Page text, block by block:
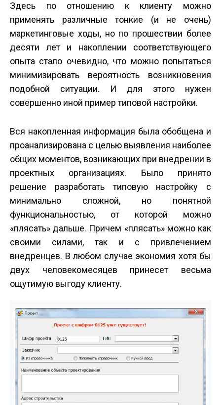
Здесь по отношению к клиенту можно
применять различные тонкие (и не очень)
маркетинговые ходы, но по прошествии более
десяти лет и накоплении соответствующего
опыта стало очевидно, что можно попытаться
минимизировать вероятность возникновения
подобной ситуации. И для этого нужен
совершенно иной пример типовой настройки.
Вся накопленная информация была обобщена и
проанализирована с целью выявления наиболее
общих моментов, возникающих при внедрении в
проектных организациях. Было принято
решение разработать типовую настройку с
минимально сложной, но понятной
функциональностью, от которой можно
«плясать» дальше. Причем «плясать» можно как
своими силами, так и с привлечением
внедренцев. В любом случае экономия хотя бы
двух человеко­месяцев принесет весьма
ощутимую выгоду клиенту.